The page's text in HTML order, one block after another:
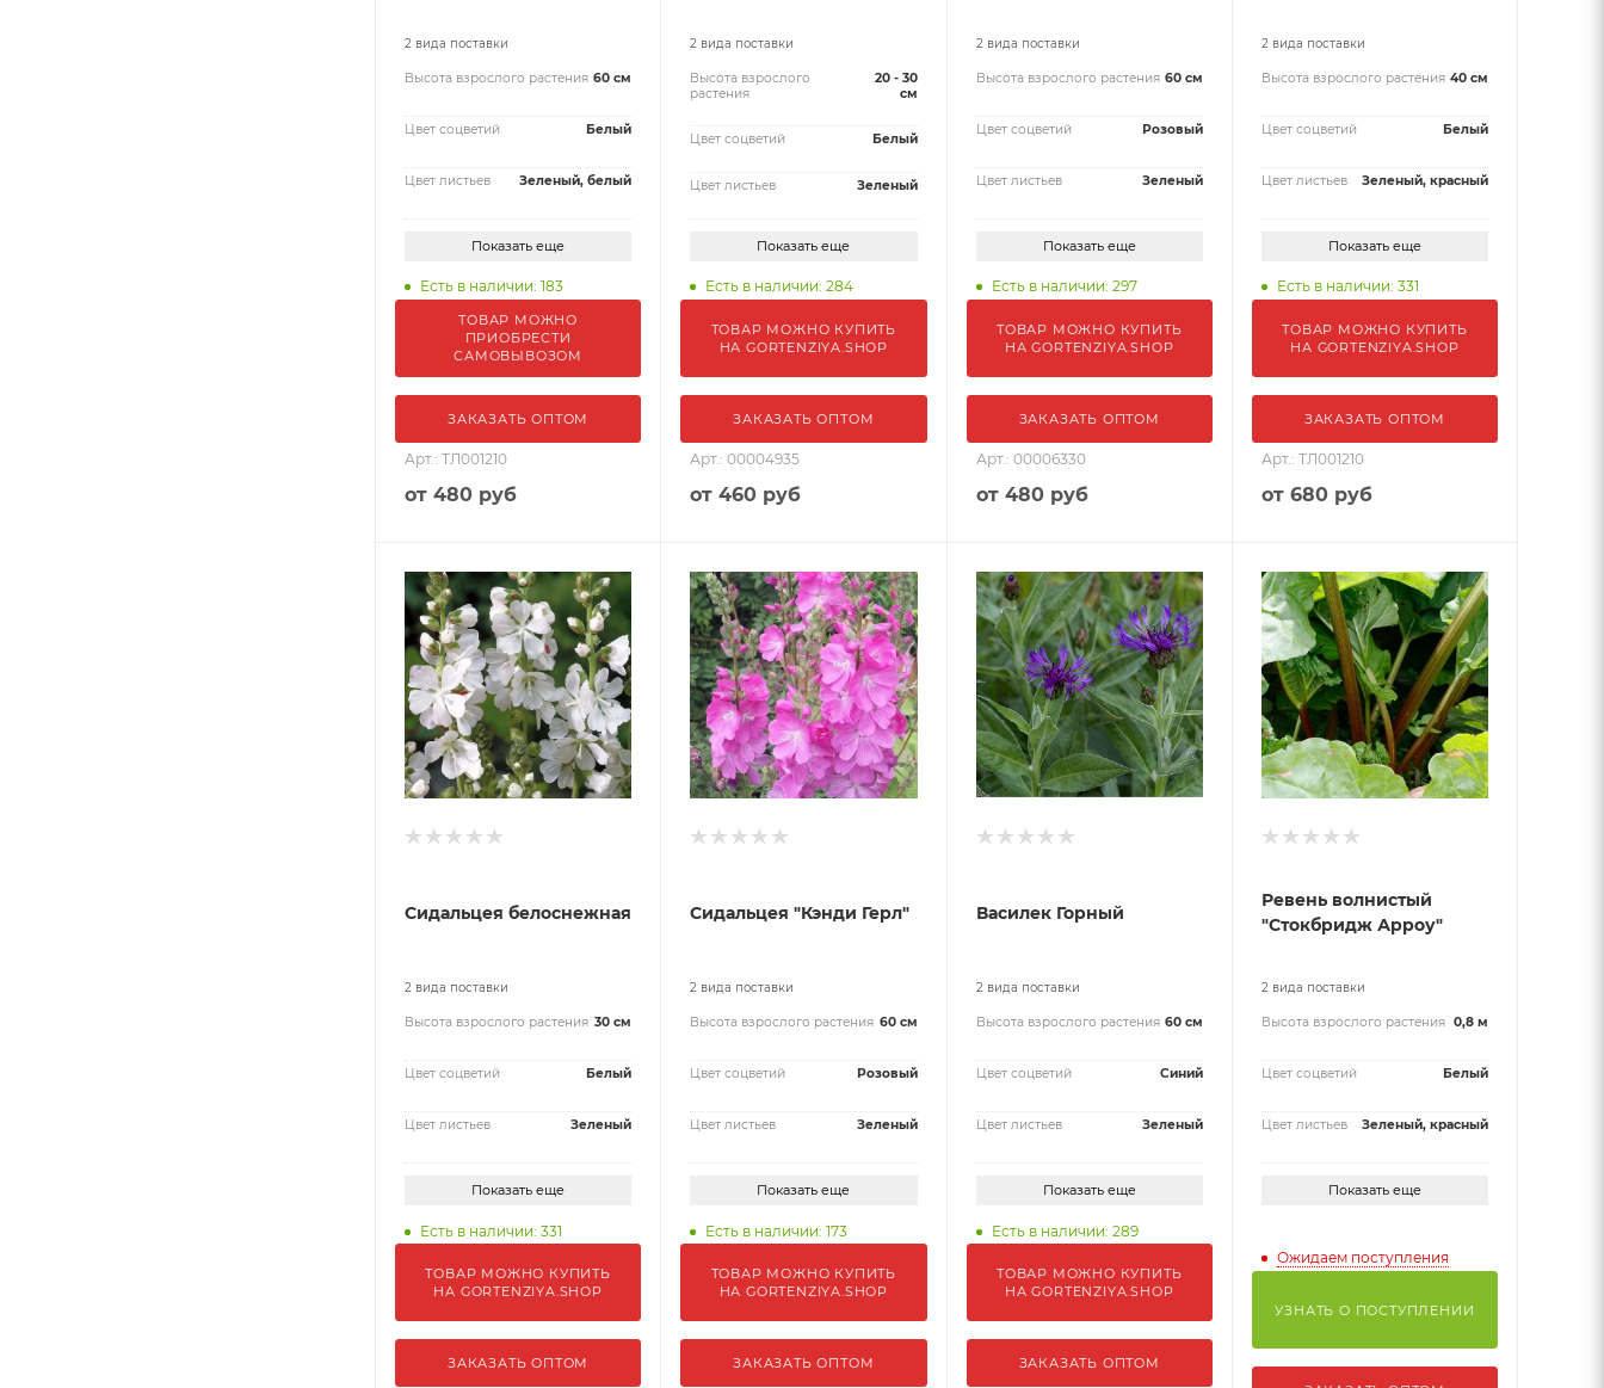
2 вида поставки
Высота взрослого растения 60 см
Цвет соцветий Белый
Цвет листьев Зеленый, белый
Показать еще
Есть в наличии: 183
ТОВАР МОЖНО
ПРИОБРЕСТИ
САМОВЫВОЗОМ
ЗАКАЗАТЬ ОПТОМ
Арт.: ТЛ001210
от 480 руб
2 вида поставки
Высота взрослого
растения
20 - 30
см
Цвет соцветий Белый
Цвет листьев Зеленый
Показать еще
Есть в наличии: 284
ТОВАР МОЖНО КУПИТЬ
НА GORTENZIYA.SHOP
ЗАКАЗАТЬ ОПТОМ
Арт.: 00004935
от460 руб
2 вида поставки
Высота взрослого растения 60 см
Цвет соцветий Розовый
Цвет листьев Зеленый
Показать еще
Есть в наличии: 297
ТОВАР МОЖНО КУПИТЬ
НА GORTENZIYA.SHOP
ЗАКАЗАТЬ ОПТОМ
Арт.: 00006330
от 480 руб
2 вида поставки
Высота взрослого растения 40 см
Цвет соцветий Белый
Цвет листьев Зеленый, красный
Показать еще
Есть в наличии: 331
ТОВАР МОЖНО КУПИТЬ
НА GORTENZIYA.SHOP
ЗАКАЗАТЬ ОПТОМ
Арт.: ТЛ001210
от 680 руб
Сидальцея белоснежная
2 вида поставки
Высота взрослого растения 30 см
Цвет соцветий Белый
Цвет листьев Зеленый
Показать еще
Есть в наличии: 331
ТОВАР МОЖНО КУПИТЬ
НА GORTENZIYA.SHOP
ЗАКАЗАТЬ ОПТОМ
Сидальцея "Кэнди Герл"
2 вида поставки
Высота взрослого растения 60 см
Цвет соцветий Розовый
Цвет листьев Зеленый
Показать еще
Есть в наличии: 173
ТОВАР МОЖНО КУПИТЬ
НА GORTENZIYA.SHOP
ЗАКАЗАТЬ ОПТОМ
Василек Горный
2 вида поставки
Высота взрослого растения 60 см
Цвет соцветий Синий
Цвет листьев Зеленый
Показать еще
Есть в наличии: 289
ТОВАР МОЖНО КУПИТЬ
НА GORTENZIYA.SHOP
ЗАКАЗАТЬ ОПТОМ
Ревень волнистый
"Стокбридж Арроу"
2 вида поставки
Высота взрослого растения 0,8 м
Цвет соцветий Белый
Цвет листьев Зеленый, красный
Показать еще
Ожидаем поступления
УЗНАТЬ О ПОСТУПЛЕНИИ